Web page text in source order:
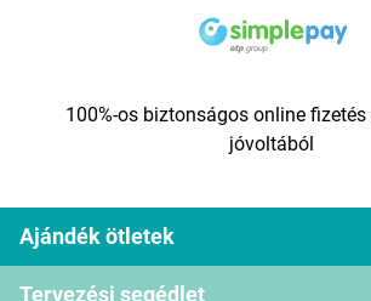
100%-os biztonságos online
jóvoltából
Ajándék ötletek
Tervezési segédlet